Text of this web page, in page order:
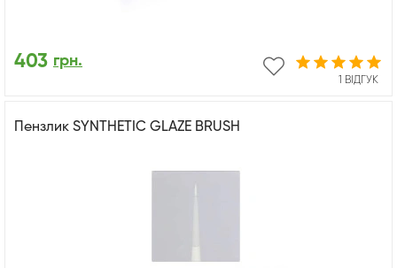
1 ВІДГУК
403 грн.
Пензлик SYNTHETIC GLAZE BRUSH